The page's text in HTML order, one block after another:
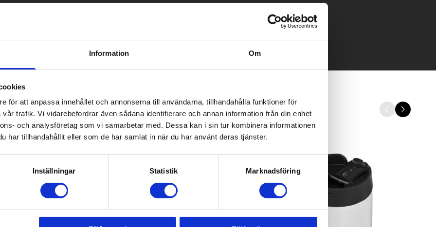
Information Om
för att anpassa innehållet och annonserna till användarna, tillhandahålla funktioner för
trafik. Vi vidarebefordrar även sådana identifierare och annan information från din enhet
och analysföretag som vi samarbetar med. Dessa kan i sin tur kombinera informationen
har tillhandahållit eller som de har samlat in när du har använt deras tjänster.
Inställningar Statistik Marknadsföring